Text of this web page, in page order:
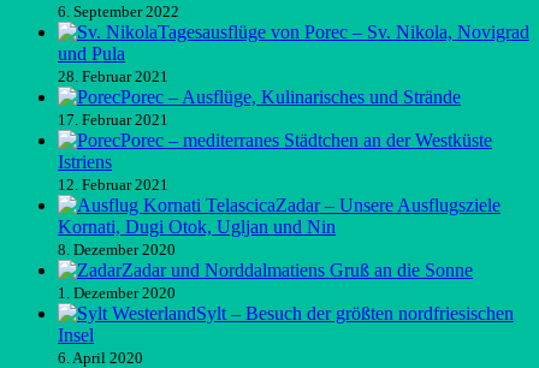
6. September 2022
Tagesausflüge von Porec – Sv. Nikola, Novigrad
und Pula
28. Februar 2021
Porec – Ausflüge, Kulinarisches und Strände
17. Februar 2021
Porec – mediterranes Städtchen an der Westküste
Istriens
12. Februar 2021
Zadar – Unsere Ausflugsziele
Kornati, Dugi Otok, Ugljan und Nin
8. Dezember 2020
Zadar und Norddalmatiens Gruß an die Sonne
1. Dezember 2020
Sylt – Besuch der größten nordfriesischen
Insel
6. April 2020